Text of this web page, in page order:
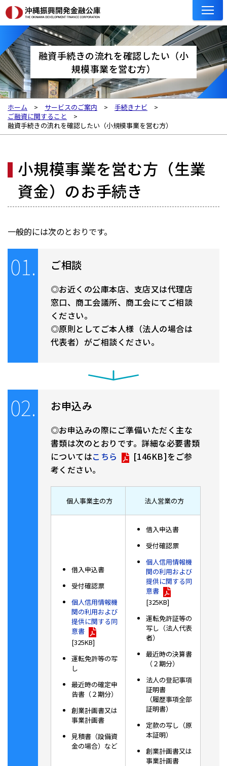
融資手続きの流れを確認したい（小
規模事業を営む方）
ホーム サービスのご案内
手続きナビ
ご融資に関すること
融資手続きの流れを確認したい（小規模事業を営む方）
小規模事業を営む方（生業
資金）のお手続き
一般的には次のとおりです。
01. ご相談
お近くの公庫本店、支店又は代理店
窓口、商工会議所、商工会にてご相談
ください。
原則としてご本人様（法人の場合は
代表者）がご相談ください。
02. お申込み
お申込みの際にご準備いただく主な
書類は次のとおりです。詳細な必要書類
についてはこちら [146KB]をご参
考ください。
個人事業主の方 法人営業の方
借入申込書
受付確認票
個人信用情報機
関の利用および
提供に関する同
意書
[325KB]
運転免許等の写
し
最近時の確定申
告書（２期分）
創業計画書又は
事業計画書
見積書（設備資
金の場合）など
借入申込書
受付確認票
個人信用情報機
関の利用および
提供に関する同
意書
[325KB]
運転免許証等の
写し（法人代表
者）
最近時の決算書
（２期分）
法人の登記事項
証明書
（履歴事項全部
証明書）
定款の写し（原
本証明）
創業計画書又は
事業計画書